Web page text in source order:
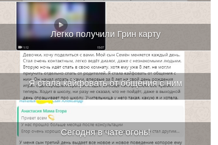
Легко получили Грин карту
Я стала кайфовать от общения с ним
Сегодня в чате огонь!